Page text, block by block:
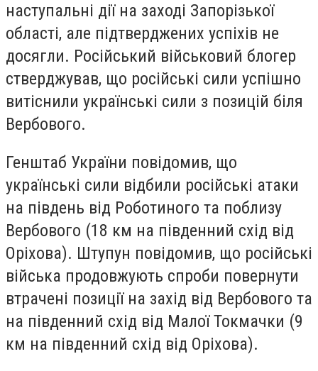
наступальні дії на заході Запорізької
області, але підтверджених успіхів не
досягли. Російський військовий блогер
стверджував, що російські сили успішно
витіснили українські сили з позицій біля
Вербового.
Генштаб України повідомив, що
українські сили відбили російські атаки
на південь від Роботиного та поблизу
Вербового (18 км на південний схід від
Оріхова). Штупун повідомив, що російські
війська продовжують спроби повернути
втрачені позиції на захід від Вербового та
на південний схід від Малої Токмачки (9
км на південний схід від Оріхова).